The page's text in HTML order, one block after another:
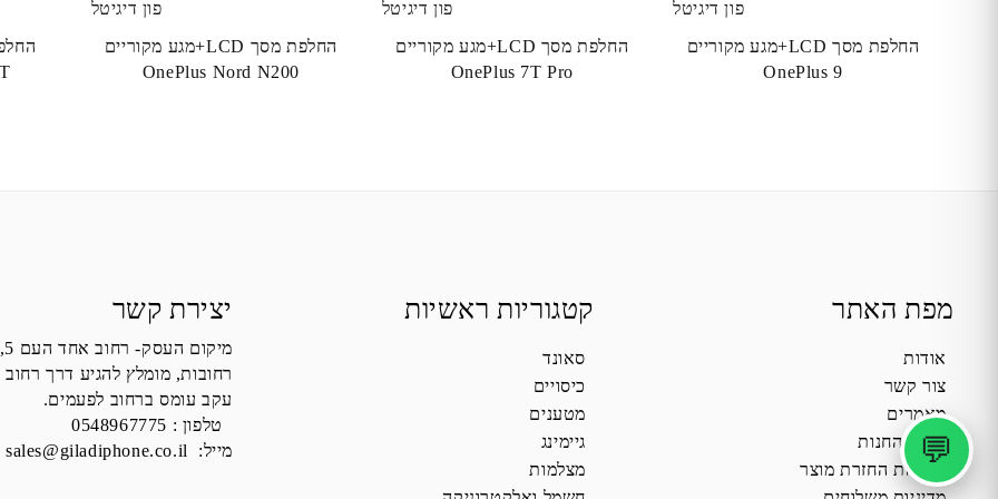
💬
החלפת מסך LCD+מגע מקוריים
OnePlus 9
החלפת מסך LCD+מגע מקוריים
OnePlus 7T Pro
החלפת מסך LCD+מגע מקוריים
OnePlus Nord N200
מפת האתר
אודות
צור קשר
מאמרים
תקנון החנות
מדיניות החזרת מוצר
קטגוריות ראשיות
סאונד
כיסויים
מטענים
גיימינג
מצלמות
יצירת קשר
מיקום העסק- רחוב אחד העם 5,
רחובות, מומלץ להגיע דרך רחוב
עקב עומס ברחוב לפעמים.
טלפון : 0548967775
מייל:
sales@giladiphone.co.il